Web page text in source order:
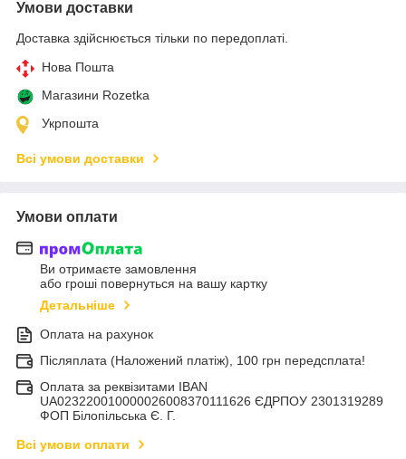
Умови доставки
Доставка здійснюється тільки по передоплаті.
Нова Пошта
Магазини Rozetka
Укрпошта
Всі умови доставки
Умови оплати
Ви отримаєте замовлення
або гроші повернуться на вашу картку
Детальніше
Оплата на рахунок
Післяплата (Наложений платіж), 100 грн передсплата!
Оплата за реквізитами IBAN
UA023220010000026008370111626 ЄДРПОУ 2301319289
ФОП Білопільська Є. Г.
Всі умови оплати